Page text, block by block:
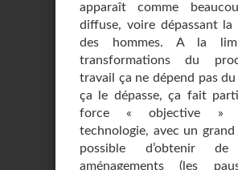
apparaît comme
diffuse, voire dépassant la
des hommes. A la
transformations du
travail ça ne dépend pas
ça le dépasse, ça fait
force « objective »
technologie, avec un grand
possible d’obtenir
aménagements (les